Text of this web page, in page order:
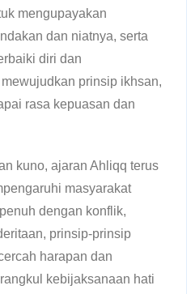
mengupayakan
dan niatnya, serta
diri dan
prinsip ikhsan,
rasa kepuasan dan
kuno, ajaran Ahliqq terus
masyarakat
dengan konflik,
prinsip-prinsip
harapan dan
kebijaksanaan hati